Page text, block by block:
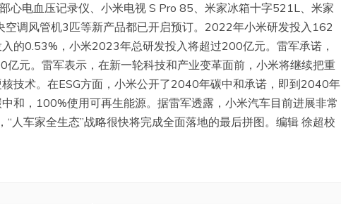
心电血压记录仪、小米电视 S Pro 85、米家冰箱十字521L、米家
调风管机3匹等新产品都已开启预订。2022年小米研发投入162
的0.53%，小米2023年总研发投入将超过200亿元。雷军承诺，
元。雷军表示，在新一轮科技和产业变革面前，小米将继续把重
技术。在ESG方面，小米公开了2040年碳中和承诺，即到2040年
和，100%使用可再生能源。据雷军透露，小米汽车目前进展非常
人车家全生态”战略很快将完成全面落地的最后拼图。编辑 徐超校